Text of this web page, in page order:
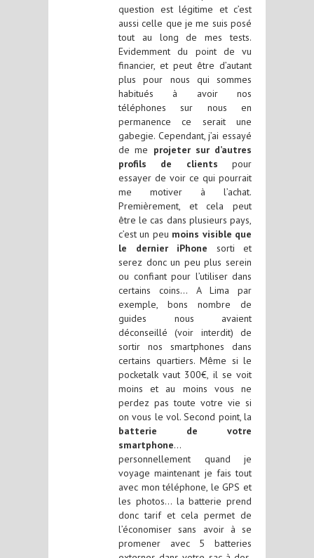
question est légitime et c’est
aussi celle que je me suis posé
tout au long de mes tests.
Evidemment du point de vu
financier, et peut être d’autant
plus pour nous qui sommes
habitués à avoir nos
téléphones sur nous en
permanence ce serait une
gabegie. Cependant, j’ai essayé
de me projeter sur d’autres
profils de clients pour
essayer de voir ce qui pourrait
me motiver à l’achat.
Premièrement, et cela peut
être le cas dans plusieurs pays,
c’est un peu moins visible que
le dernier iPhone sorti et
serez donc un peu plus serein
ou confiant pour l’utiliser dans
certains coins… A Lima par
exemple, bons nombre de
guides nous avaient
déconseillé (voir interdit) de
sortir nos smartphones dans
certains quartiers. Même si le
pocketalk vaut 300€, il se voit
moins et au moins vous ne
perdez pas toute votre vie si
on vous le vol. Second point, la
batterie de votre
smartphone…
personnellement quand je
voyage maintenant je fais tout
avec mon téléphone, le GPS et
les photos… la batterie prend
donc tarif et cela permet de
l’économiser sans avoir à se
promener avec 5 batteries